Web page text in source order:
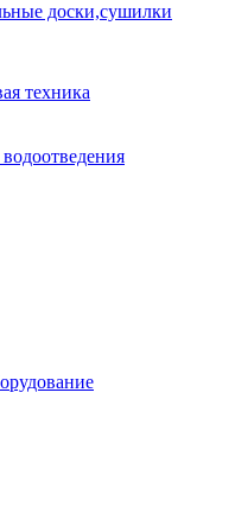
доски,сушилки
техника